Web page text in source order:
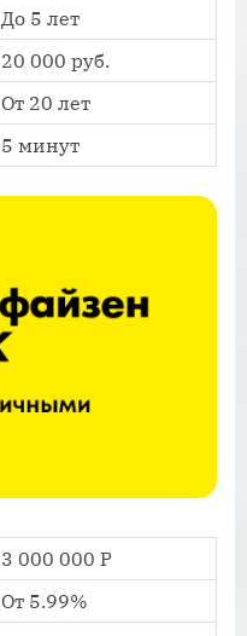
До 5 лет
20 000 руб.
От 20 лет
5 минут
3 000 000 Р
От 5.99%